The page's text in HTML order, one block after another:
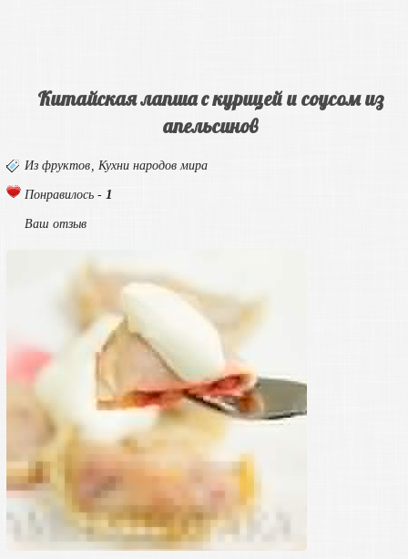
Китайская лапша с курицей и соусом из
апельсинов
Из фруктов, Кухни народов мира
Понравилось -1
Ваш отзыв